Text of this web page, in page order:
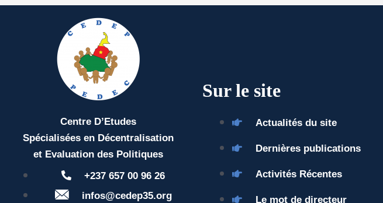
Centre D’Etudes
Spécialisées en Décentralisation
et Evaluation des Politiques
+237 657 00 96 26
infos@cedep35.org
Sur le site
Actualités du site
Dernières publications
Activités Récentes
Le mot de directeur